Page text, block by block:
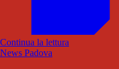
Continua la lettura
News Padova